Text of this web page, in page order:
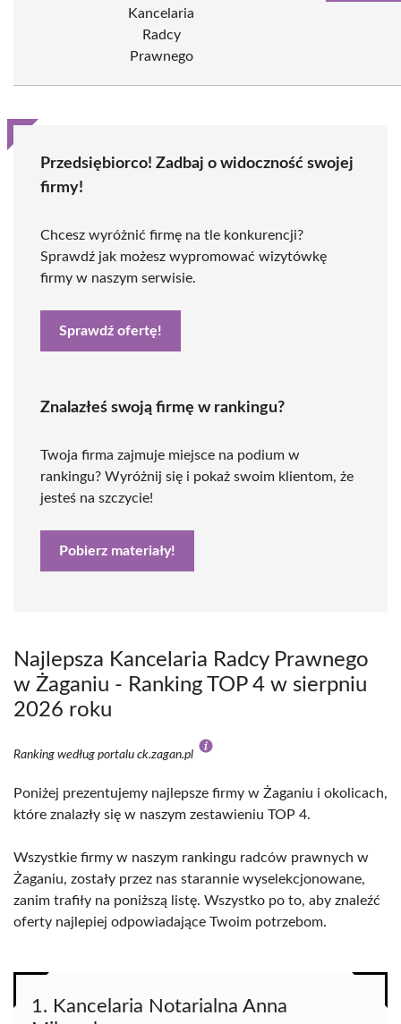
Kancelaria
Radcy
Prawnego
Przedsiębiorco! Zadbaj o widoczność swojej
firmy!
Chcesz wyróżnić firmę na tle konkurencji?
Sprawdź jak możesz wypromować wizytówkę
firmy w naszym serwisie.
Sprawdź ofertę!
Znalazłeś swoją firmę w rankingu?
Twoja firma zajmuje miejsce na podium w
rankingu? Wyróżnij się i pokaż swoim klientom, że
jesteś na szczycie!
Pobierz materiały!
Najlepsza Kancelaria Radcy Prawnego
w Żaganiu - Ranking TOP 4 w sierpniu
2026 roku
Ranking według portalu ck.zagan.pl
Poniżej prezentujemy najlepsze firmy w Żaganiu i okolicach,
które znalazły się w naszym zestawieniu TOP 4.
Wszystkie firmy w naszym rankingu radców prawnych w
Żaganiu, zostały przez nas starannie wyselekcjonowane,
zanim trafiły na poniższą listę. Wszystko po to, aby znaleźć
oferty najlepiej odpowiadające Twoim potrzebom.
1. Kancelaria Notarialna Anna